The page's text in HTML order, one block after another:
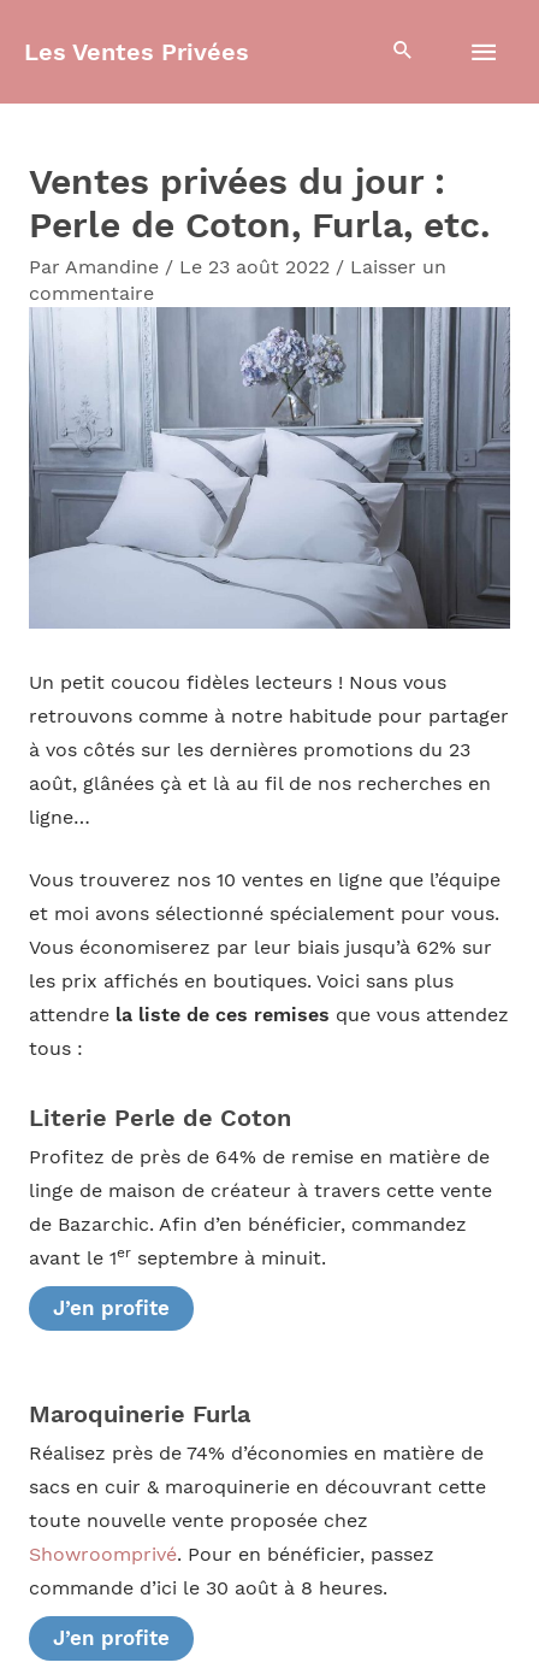
Les Ventes Privées
Ventes privées du jour :
Perle de Coton, Furla, etc.
Par Amandine / Le 23 août 2022 / Laisser un
commentaire
Un petit coucou fidèles lecteurs ! Nous vous
retrouvons comme à notre habitude pour partager
à vos côtés sur les dernières promotions du 23
août, glânées çà et là au fil de nos recherches en
ligne…
Vous trouverez nos 10 ventes en ligne que l’équipe
et moi avons sélectionné spécialement pour vous.
Vous économiserez par leur biais jusqu’à 62% sur
les prix affichés en boutiques. Voici sans plus
attendre la liste de ces remises que vous attendez
tous :
Literie Perle de Coton
Profitez de près de 64% de remise en matière de
linge de maison de créateur à travers cette vente
de Bazarchic. Afin d’en bénéficier, commandez
avant le 1erseptembre à minuit.
J’en profite
Maroquinerie Furla
Réalisez près de 74% d’économies en matière de
sacs en cuir & maroquinerie en découvrant cette
toute nouvelle vente proposée chez
Showroomprivé. Pour en bénéficier, passez
commande d’ici le 30 août à 8 heures.
J’en profite